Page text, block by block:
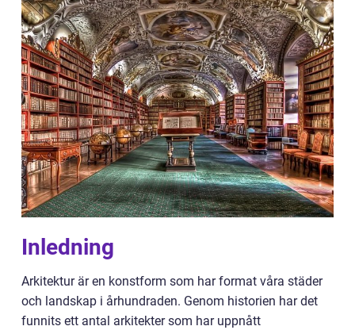
Inledning
Arkitektur är en konstform som har format våra städer
och landskap i århundraden. Genom historien har det
funnits ett antal arkitekter som har uppnått